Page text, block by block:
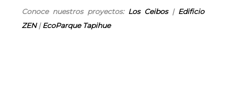
Conoce nuestros proyectos: Los Ceibos| Edificio
ZEN|EcoParque Tapihue